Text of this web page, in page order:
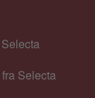
Selecta